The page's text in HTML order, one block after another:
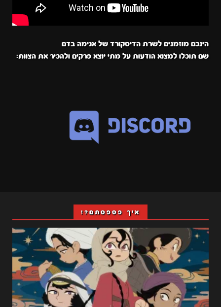
הינכם מוזמנים לשרת הדיסקורד של אנימה בדם
שם תוכלו למצוא הודעות על מתי יוצא פרקים ולהכיר את הצוות:
איך פספסתם?!